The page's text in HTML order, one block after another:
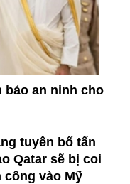
bảo an ninh cho
tuyên bố tấn
Qatar sẽ bị coi
công vào Mỹ